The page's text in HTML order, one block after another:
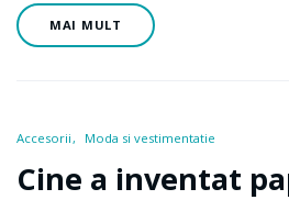
MAI MULT
Accesorii Moda si vestimentatie
Cine a inventat